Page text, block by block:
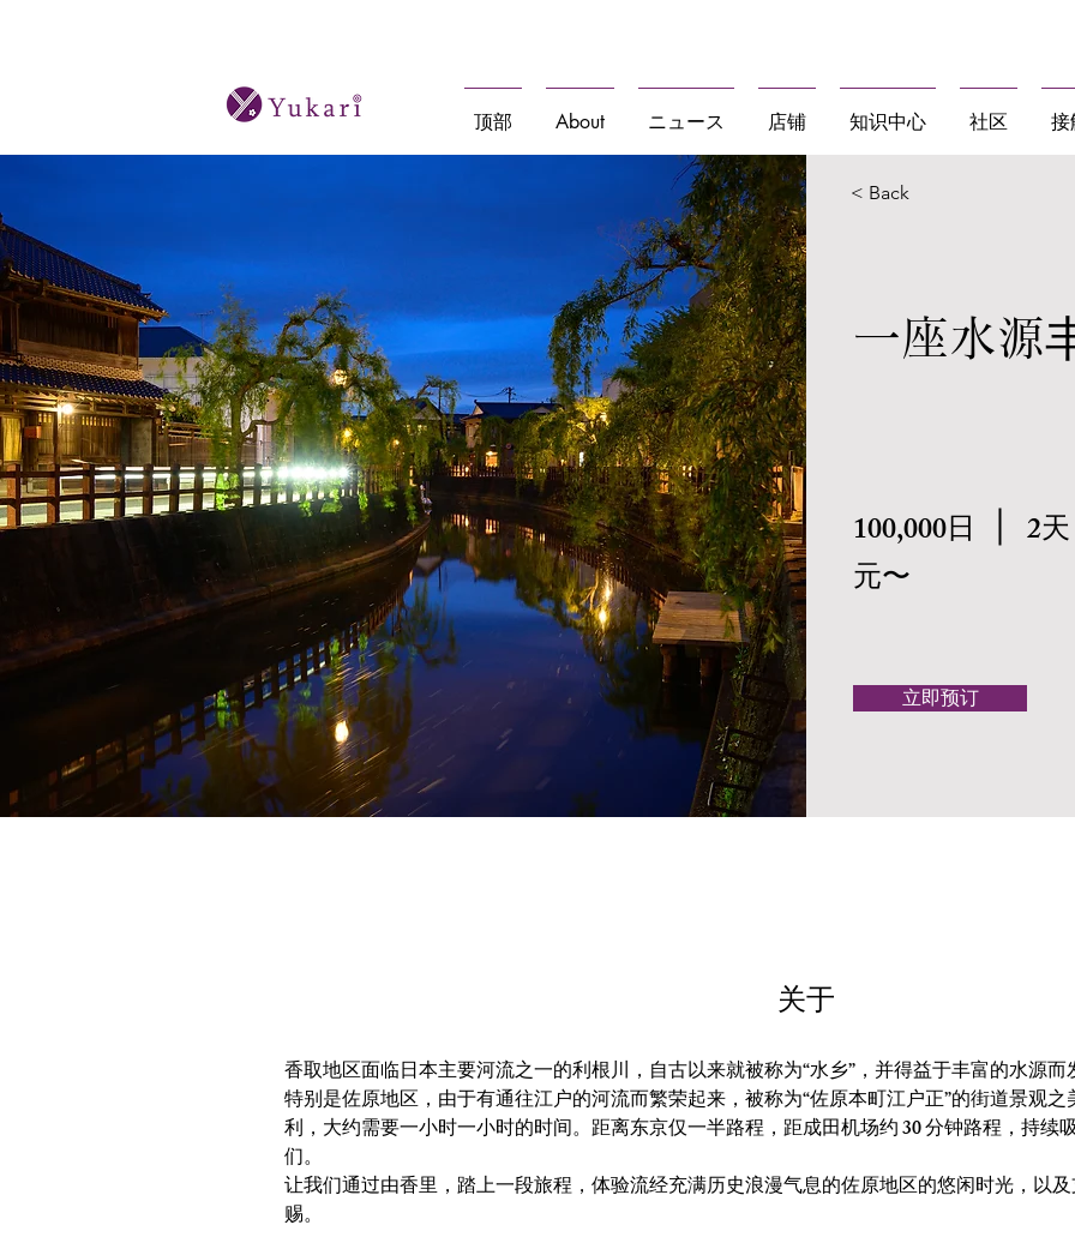
顶部 About ニュース 店铺 知识中心 社区 接
< Back
一座水源
100,000日
元〜
2天
立即预订
关于
香取地区面临日本主要河流之一的利根川，自古以来就被称为“水乡”，并得益于丰富的水源
特别是佐原地区，由于有通往江户的河流而繁荣起来，被称为“佐原本町江户正”的街道景观
利，大约需要一小时一小时的时间。距离东京仅一半路程，距成田机场约 30 分钟路程，持续
们。
让我们通过由香里，踏上一段旅程，体验流经充满历史浪漫气息的佐原地区的悠闲时光，以
赐。